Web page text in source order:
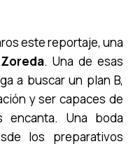
este reportaje, una
. Una de esas
a buscar un plan B,
y ser capaces de
Una boda
los preparativos